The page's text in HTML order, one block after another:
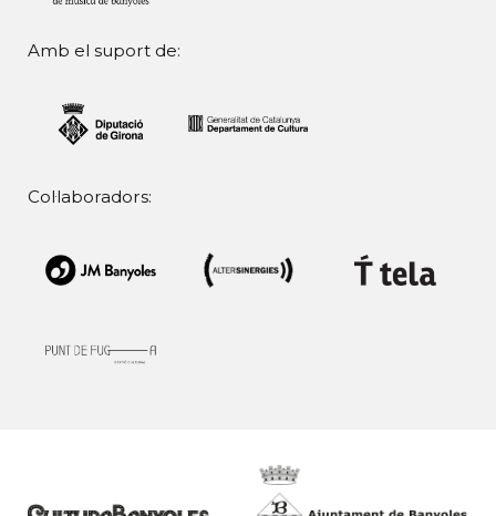
Amb el suport de:
Col·laboradors: